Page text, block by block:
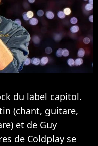
du label capitol.
(chant, guitare,
et de Guy
de Coldplay se